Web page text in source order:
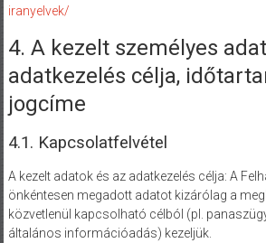
iranyelvek/
4. A kezelt személyes
adatkezelés célja,
jogcíme
4.1. Kapcsolatfelvétel
A kezelt adatok és az adatkezelés célja: A
önkéntesen megadott adatot kizárólag a
közvetlenül kapcsolható célból (pl.
általános információadás) kezeljük.